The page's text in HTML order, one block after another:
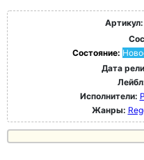
Артикул:
Состояние:
Дата
Исполнители:
Жанры: